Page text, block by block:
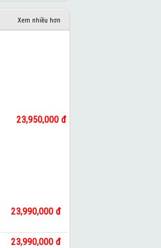
Xem nhiều hơn
23,950,000 đ
23,990,000 đ
23,990,000 đ